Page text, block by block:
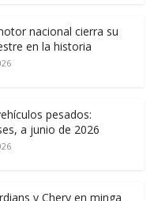
nacional cierra su
en la historia
pesados:
a junio de 2026
y Chery en minga